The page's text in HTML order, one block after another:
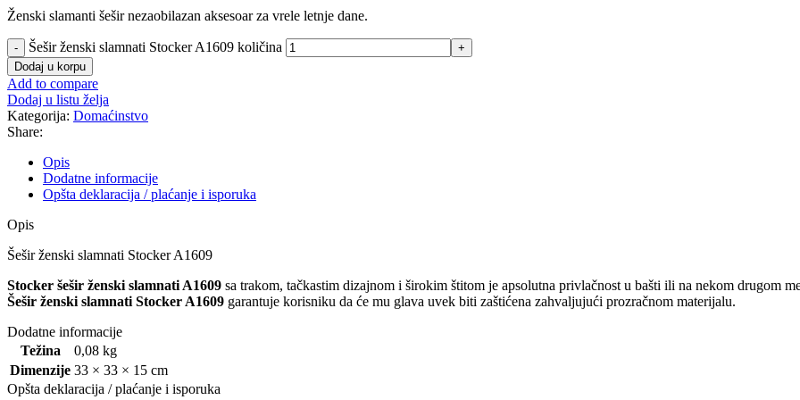
Ženski slamanti šešir nezaobilazan aksesoar za vrele letnje dane.
Šešir ženski slamnati Stocker A1609 količina
Dodaj u korpu
Add to compare
Dodaj u listu želja
Kategorija: Domaćinstvo
Share:
Opis
Dodatne informacije
Opšta deklaracija / plaćanje i isporuka
Opis
Šešir ženski slamnati Stocker A1609
Stocker šešir ženski slamnati A1609 sa trakom, tačkastim dizajnom i širokim štitom je apsolutna privlačnost u bašti ili na nekom drugom
Šešir ženski slamnati Stocker A1609 garantuje korisniku da će mu glava uvek biti zaštićena zahvaljujući prozračnom materijalu.
Dodatne informacije
Težina
0,08 kg
Dimenzije 33 × 33 × 15 cm
Opšta deklaracija / plaćanje i isporuka